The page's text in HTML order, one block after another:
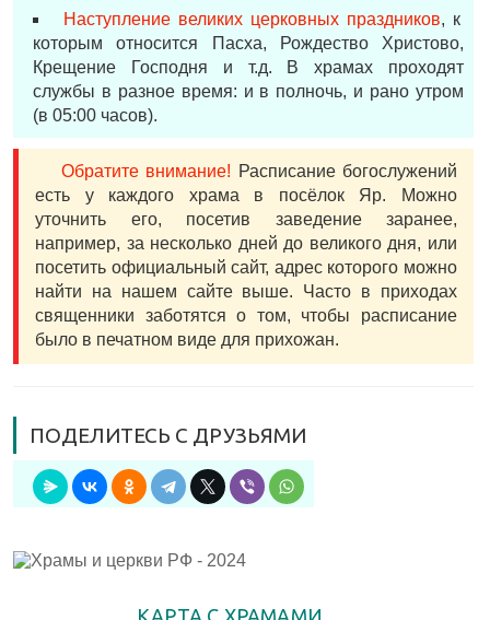
Наступление великих церковных праздников, к
которым относится Пасха, Рождество Христово,
Крещение Господня и т.д. В храмах проходят
службы в разное время: и в полночь, и рано утром
(в 05:00 часов).
Обратите внимание! Расписание богослужений
есть у каждого храма в посёлок Яр. Можно
уточнить его, посетив заведение заранее,
например, за несколько дней до великого дня, или
посетить официальный сайт, адрес которого можно
найти на нашем сайте выше. Часто в приходах
священники заботятся о том, чтобы расписание
было в печатном виде для прихожан.
ПОДЕЛИТЕСЬ С ДРУЗЬЯМИ
КАРТА С ХРАМАМИ